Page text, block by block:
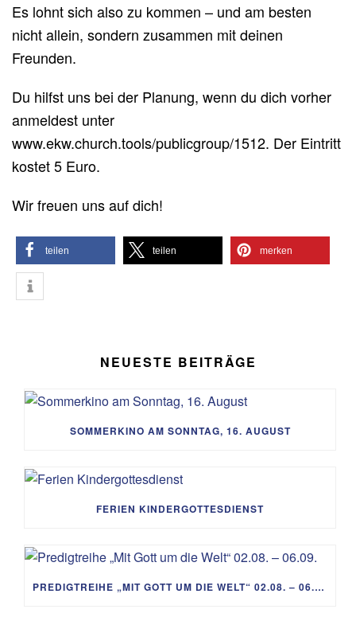
Es lohnt sich also zu kommen – und am besten
nicht allein, sondern zusammen mit deinen
Freunden.
Du hilfst uns bei der Planung, wenn du dich vorher
anmeldest unter
www.ekw.church.tools/publicgroup/1512. Der Eintritt
kostet 5 Euro.
Wir freuen uns auf dich!
teilen teilen merken
NEUESTE BEITRÄGE
SOMMERKINO AM SONNTAG, 16. AUGUST
FERIEN KINDERGOTTESDIENST
PREDIGTREIHE „MIT GOTT UM DIE WELT“ 02.08. – 06.09.